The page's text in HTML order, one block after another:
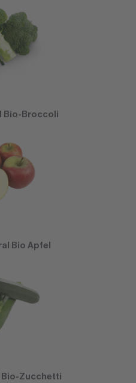
Bio-Broccoli
Bio Apfel
Bio-Zucchetti